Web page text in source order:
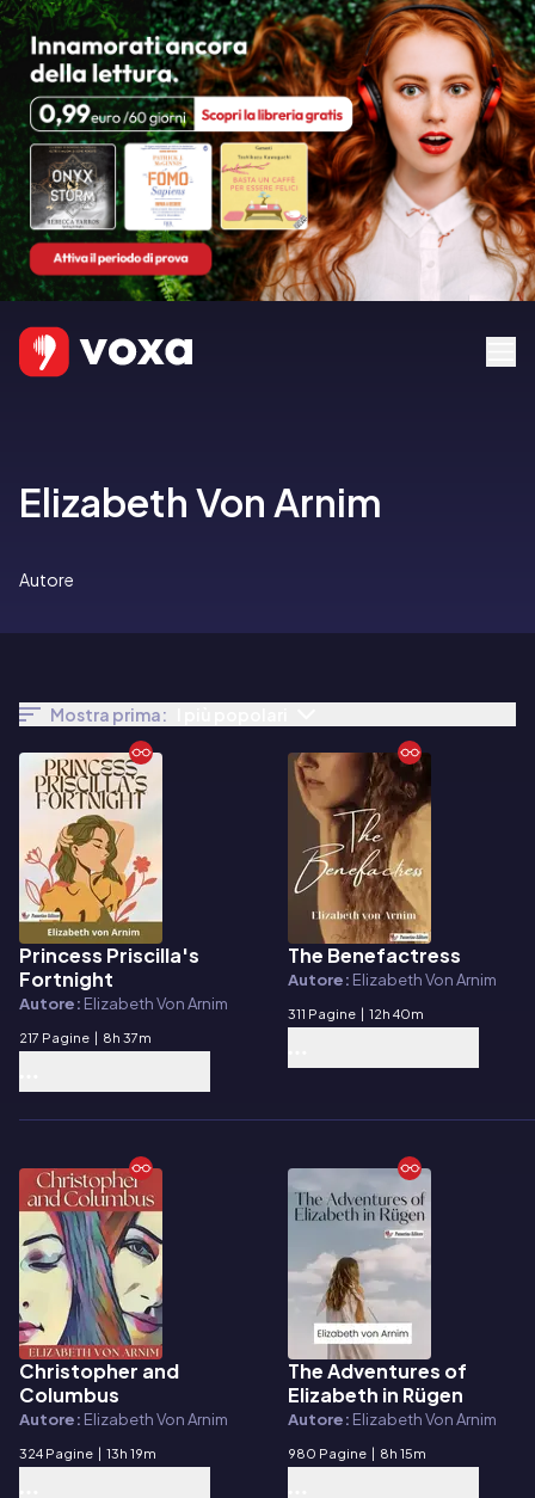
Elizabeth Von Arnim
Autore
Mostra prima:
E-book
Princess Priscilla's
Fortnight
Autore: Elizabeth Von Arnim
217 Pagine | 8h 37m
E-book
The Benefactress
Autore: Elizabeth Von Arnim
311 Pagine | 12h 40m
E-book
Christopher and
Columbus
Autore: Elizabeth Von Arnim
324 Pagine | 13h 19m
E-book
The Adventures of
Elizabeth in Rügen
Autore: Elizabeth Von Arnim
980 Pagine | 8h 15m